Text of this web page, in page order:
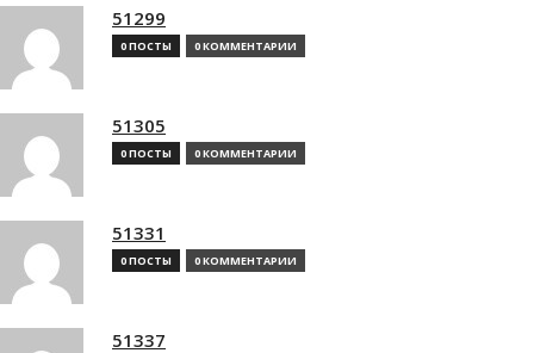
51299
0 ПОСТЫ 0 КОММЕНТАРИИ
51305
0 ПОСТЫ 0 КОММЕНТАРИИ
51331
0 ПОСТЫ 0 КОММЕНТАРИИ
51337